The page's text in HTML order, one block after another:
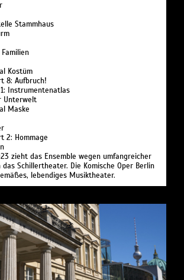
Stamm­haus
Kostüm
8: Aufbruch!
Instru­men­ten­atlas
Un­ter­welt
Maske
2: Hommage
zieht das Ensemble wegen umfangreicher
Schillertheater. Die Komische Oper Berlin
lebendiges Musiktheater.